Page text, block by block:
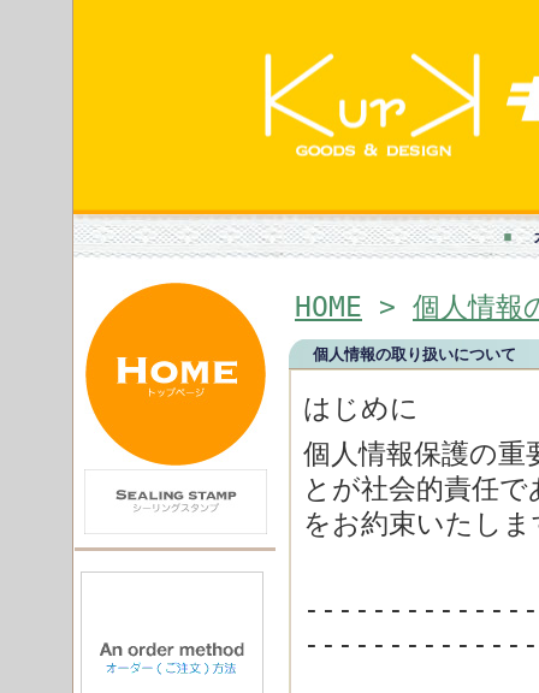
HOME > 個人情報
個人情報の取り扱いについて
はじめに
個人情報保護の重
とが社会的責任
をお約束いたしま